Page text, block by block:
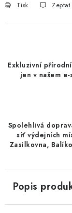
SUŠENÉ OVOCE /
LYOFILIZOVANÉ
LYOFILIZOVANÉ
PISTÁCIE
Tisk Zeptat
Exkluzivní
jen v našem e-
Spolehlivá
síť výdejních
Zasilkovna,
Popis